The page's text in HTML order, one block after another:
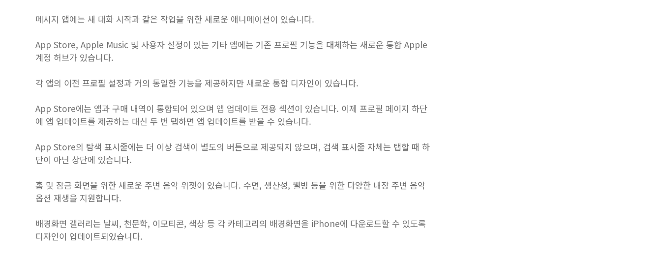
메시지 앱에는 새 대화 시작과 같은 작업을 위한 새로운 애니메이션이 있습니다.
App Store, ‌Apple Music‌ 및 사용자 설정이 있는 기타 앱에는 기존 프로필 기능을 대체하는 새로운 통합 Apple
계정 허브가 있습니다.
각 앱의 이전 프로필 설정과 거의 동일한 기능을 제공하지만 새로운 통합 디자인이 있습니다.
‌App Store‌에는 앱과 구매 내역이 통합되어 있으며 앱 업데이트 전용 섹션이 있습니다. 이제 프로필 페이지 하단
에 앱 업데이트를 제공하는 대신 두 번 탭하면 앱 업데이트를 받을 수 있습니다.
App Store의 탐색 표시줄에는 더 이상 검색이 별도의 버튼으로 제공되지 않으며, 검색 표시줄 자체는 탭할 때 하
단이 아닌 상단에 있습니다.
홈 및 잠금 화면을 위한 새로운 주변 음악 위젯이 있습니다. 수면, 생산성, 웰빙 등을 위한 다양한 내장 주변 음악
옵션 재생을 지원합니다.
배경화면 갤러리는 날씨, 천문학, 이모티콘, 색상 등 각 카테고리의 배경화면을 iPhone에 다운로드할 수 있도록
디자인이 업데이트되었습니다.